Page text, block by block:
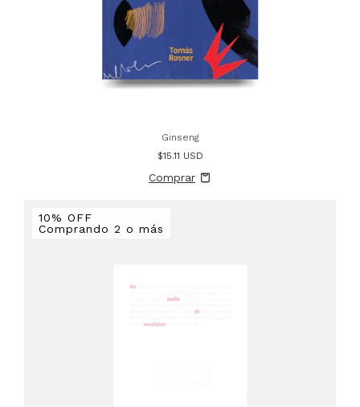
Ginseng
$15.11 USD
10% OFF
Comprando 2 o más